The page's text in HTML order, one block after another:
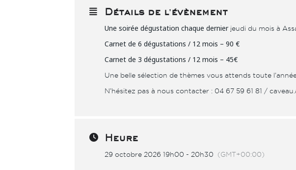
Détails de l'évènement
Une soirée dégustation chaque dernier jeudi du mois à
Carnet de 6 dégustations / 12 mois – 90 €
Carnet de 3 dégustations / 12 mois – 45€
Une belle sélection de thèmes vous attends toute
N’hésitez pas à nous contacter : 04 67 59 61 81 /
Heure
29 octobre 2026 19h00 - 20h30 (GMT+00:00)